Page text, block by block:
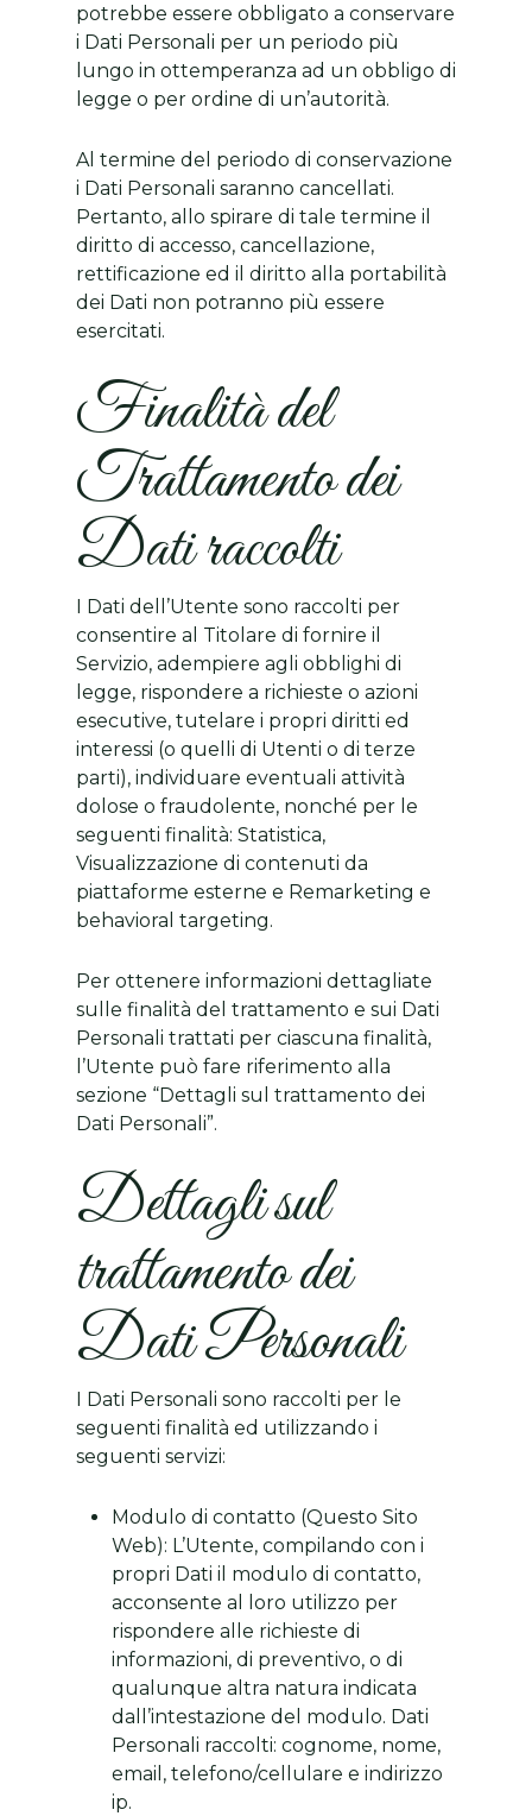
potrebbe essere obbligato a conservare
i Dati Personali per un periodo più
lungo in ottemperanza ad un obbligo di
legge o per ordine di un’autorità.
Al termine del periodo di conservazione
i Dati Personali saranno cancellati.
Pertanto, allo spirare di tale termine il
diritto di accesso, cancellazione,
rettificazione ed il diritto alla portabilità
dei Dati non potranno più essere
esercitati.
Finalità del
Trattamento dei
Dati raccolti
I Dati dell’Utente sono raccolti per
consentire al Titolare di fornire il
Servizio, adempiere agli obblighi di
legge, rispondere a richieste o azioni
esecutive, tutelare i propri diritti ed
interessi (o quelli di Utenti o di terze
parti), individuare eventuali attività
dolose o fraudolente, nonché per le
seguenti finalità: Statistica,
Visualizzazione di contenuti da
piattaforme esterne e Remarketing e
behavioral targeting.
Per ottenere informazioni dettagliate
sulle finalità del trattamento e sui Dati
Personali trattati per ciascuna finalità,
l’Utente può fare riferimento alla
sezione “Dettagli sul trattamento dei
Dati Personali”.
Dettagli sul
trattamento dei
Dati Personali
I Dati Personali sono raccolti per le
seguenti finalità ed utilizzando i
seguenti servizi:
Modulo di contatto (Questo Sito
Web): L’Utente, compilando con i
propri Dati il modulo di contatto,
acconsente al loro utilizzo per
rispondere alle richieste di
informazioni, di preventivo, o di
qualunque altra natura indicata
dall’intestazione del modulo. Dati
Personali raccolti: cognome, nome,
email, telefono/cellulare e indirizzo
ip.